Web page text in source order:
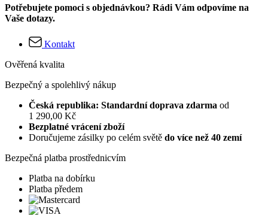
Potřebujete pomoci s objednávkou? Rádi Vám odpovíme na
Vaše dotazy.
Kontakt
Ověřená kvalita
Bezpečný a spolehlivý nákup
Česká republika: Standardní doprava zdarma od
1 290,00 Kč
Bezplatné vrácení zboží
Doručujeme zásilky po celém světě do více než 40 zemí
Bezpečná platba prostřednicvím
Platba na dobírku
Platba předem